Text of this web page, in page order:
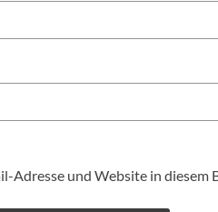
Adresse und Website in